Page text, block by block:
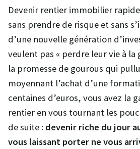
Devenir rentier immobilier
sans prendre de risque et sans
d’une nouvelle génération
veulent pas « perdre leur vie à la
la promesse de gourous qui
moyennant l’achat d’une
centaines d’euros, vous avez la
rentier en vous tournant les
de suite : devenir riche du jour
vous laissant porter ne vous